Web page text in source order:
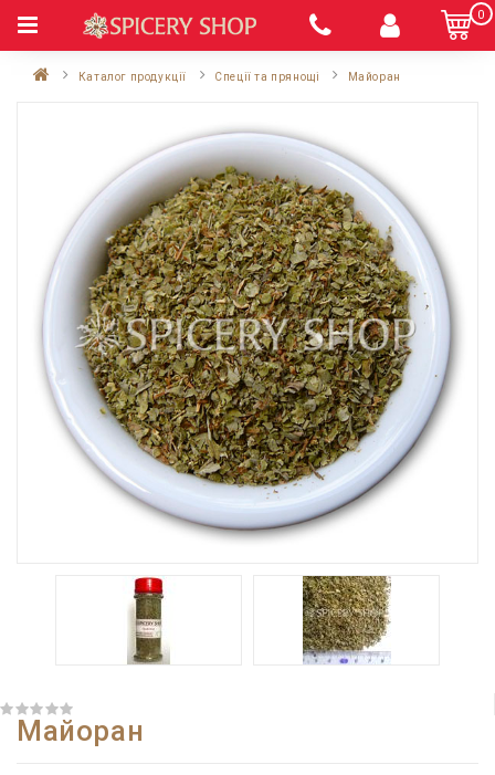
0
Каталог продукції Спеції та прянощі Майоран
Майоран